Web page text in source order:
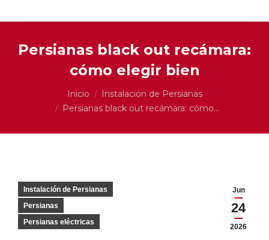
Persianas black out recámara:
cómo elegir bien
Inicio
Instalación de Persianas
Persianas black out recámara: cómo…
Jun
24
2026
Instalación de Persianas
Persianas
Persianas eléctricas